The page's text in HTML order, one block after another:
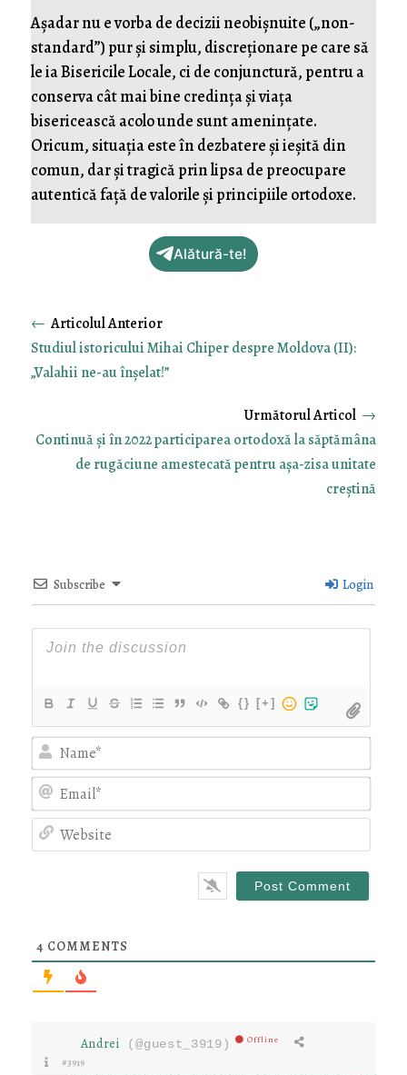
Așadar nu e vorba de decizii neobișnuite („non-
standard”) pur și simplu, discreționare pe care să
le ia Bisericile Locale, ci de conjunctură, pentru a
conserva cât mai bine credința și viața
bisericească acolo unde sunt amenințate.
Oricum, situația este în dezbatere și ieșită din
comun, dar și tragică prin lipsa de preocupare
autentică față de valorile și principiile ortodoxe.
Alătură-te!
←
Studiul istoricului Mihai Chiper despre Moldova (II):
„Valahii ne-au înşelat!”
Continuă și în 2022 participarea ortodoxă la săptămâna
de rugăciune amestecată pentru așa-zisa unitate
creștină
→
Subscribe Login
{} [+]
4 COMMENTS
Andrei (@guest_3919) Offline
#3919